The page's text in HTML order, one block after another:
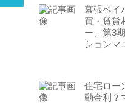
幕張ベイ
買・賃貸
ー、第3
ションマ
住宅ロー
動金利？